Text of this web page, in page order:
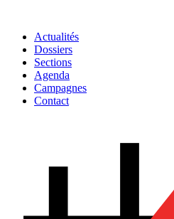
Actualités
Dossiers
Sections
Agenda
Campagnes
Contact